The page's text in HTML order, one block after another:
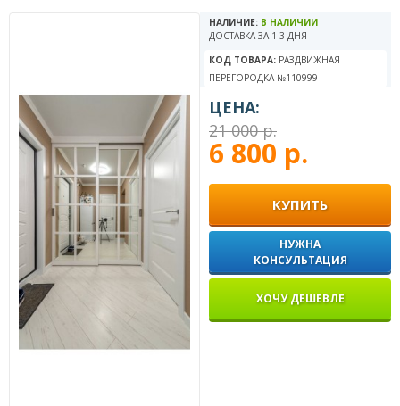
НАЛИЧИЕ: В НАЛИЧИИ
ДОСТАВКА ЗА 1-3 ДНЯ
КОД ТОВАРА: РАЗДВИЖНАЯ
ПЕРЕГОРОДКА №110999
ЦЕНА:
21 000 р.
6 800 р.
КУПИТЬ
НУЖНА
КОНСУЛЬТАЦИЯ
ХОЧУ ДЕШЕВЛЕ